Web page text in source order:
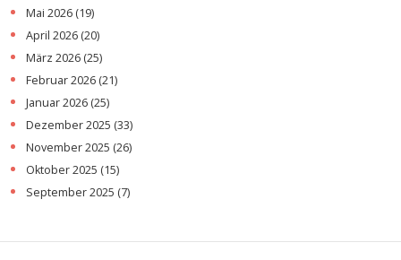
Mai 2026 (19)
April 2026 (20)
März 2026 (25)
Februar 2026 (21)
Januar 2026 (25)
Dezember 2025 (33)
November 2025 (26)
Oktober 2025 (15)
September 2025 (7)